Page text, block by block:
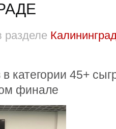
разделе
категории 45+
финале